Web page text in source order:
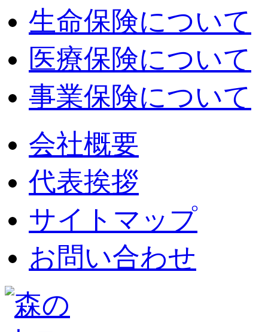
生命保険について
医療保険について
事業保険について
会社概要
代表挨拶
サイトマップ
お問い合わせ